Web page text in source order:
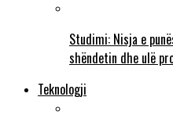
Studimi: Nisja e
shëndetin dhe ulë
Teknologji